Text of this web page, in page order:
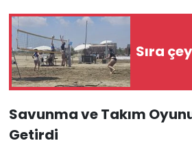
Sıra
Savunma ve Takım
Getirdi